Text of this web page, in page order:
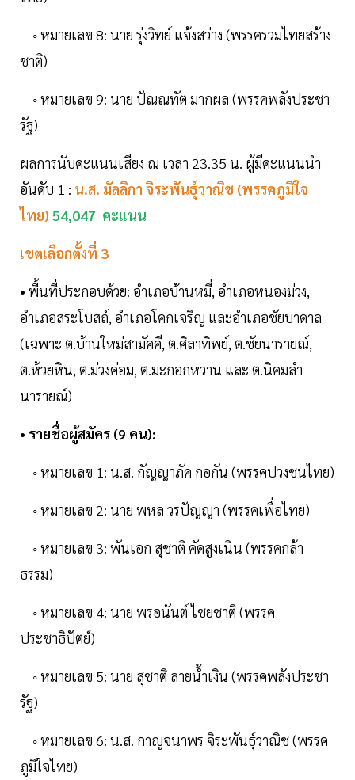
◦ หมายเลข 8: นาย รุ่งวิทย์ แจ้งสว่าง (พรรครวมไทยสร้าง
ชาติ)
◦ หมายเลข 9: นาย ปัณณทัต มากผล (พรรคพลังประชา
รัฐ)
ผลการนับคะแนนเสียง ณ เวลา 23.35 น. ผู้มีคะแนนนำ
อันดับ 1 : น.ส. มัลลิกา จิระพันธุ์วาณิช (พรรคภูมิใจ
ไทย) 54,047 คะแนน
เขตเลือกตั้งที่ 3
• พื้นที่ประกอบด้วย: อำเภอบ้านหมี่, อำเภอหนองม่วง,
อำเภอสระโบสถ์, อำเภอโคกเจริญ และอำเภอชัยบาดาล
(เฉพาะ ต.บ้านใหม่สามัคคี, ต.ศิลาทิพย์, ต.ชัยนารายณ์,
ต.ห้วยหิน, ต.ม่วงค่อม, ต.มะกอกหวาน และ ต.นิคมลำ
นารายณ์)
• รายชื่อผู้สมัคร (9 คน):
◦ หมายเลข 1: น.ส. กัญญาภัค กอกัน (พรรคปวงชนไทย)
◦ หมายเลข 2: นาย พหล วรปัญญา (พรรคเพื่อไทย)
◦ หมายเลข 3: พันเอก สุชาติ คัดสูงเนิน (พรรคกล้า
ธรรม)
◦ หมายเลข 4: นาย พรอนันต์ ไชยชาติ (พรรค
ประชาธิปัตย์)
◦ หมายเลข 5: นาย สุชาติ ลายน้ำเงิน (พรรคพลังประชา
รัฐ)
◦ หมายเลข 6: น.ส. กาญจนาพร จิระพันธุ์วาณิช (พรรค
ภูมิใจไทย)